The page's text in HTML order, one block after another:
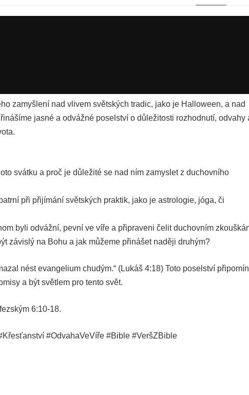
zamyšlení nad vlivem světských tradic, jako je Halloween, a nad
jasné a odvážné poselství o důležitosti rozhodnutí, odvahy
svátku a proč je důležité se nad ním zamyslet z duchovního
při přijímání světských praktik, jako je astrologie, jóga, či
byli odvážní, pevní ve víře a připraveni čelit duchovním
závislý na Bohu a jak můžeme přinášet naději druhým?
nést evangelium chudým.“ (Lukáš 4:18) Toto poselství
a být světlem pro tento svět.
6:10-18.
#OdvahaVeVíře #Bible #VeršZBible